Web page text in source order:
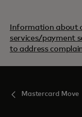
Information about
services/payment
to address
Mastercard Move